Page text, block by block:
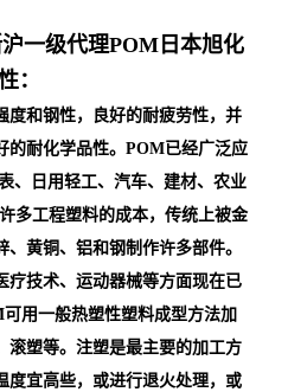
一级代理POM日本旭化
：
度和钢性，良好的耐疲劳性，并
的耐化学品性。POM已经广泛应
、日用轻工、汽车、建材、农业
多工程塑料的成本，传统上被金
黄铜、铝和钢制作许多部件。
疗技术、运动器械等方面现在已
用一般热塑性塑料成型方法加
滚塑等。注塑是最主要的加工方
度宜高些，或进行退火处理，或